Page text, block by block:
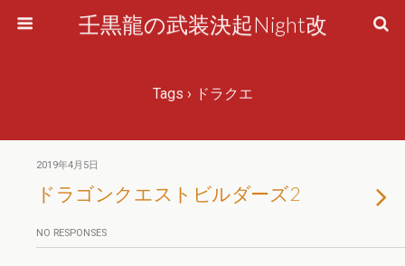
壬黒龍の武装決起Night改
Tags › ドラクエ
2019年4月5日
ドラゴンクエストビルダーズ2
NO RESPONSES